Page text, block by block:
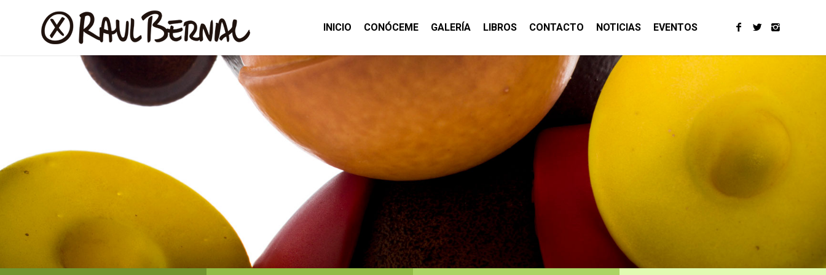
INICIO CONÓCEME GALERÍA LIBROS CONTACTO NOTICIAS EVENTOS